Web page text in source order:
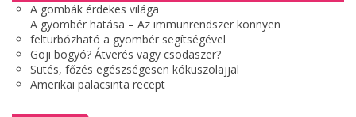
A gombák érdekes világa
A gyömbér hatása – Az immunrendszer könnyen
felturbózható a gyömbér segítségével
Goji bogyó? Átverés vagy csodaszer?
Sütés, főzés egészségesen kókuszolajjal
Amerikai palacsinta recept